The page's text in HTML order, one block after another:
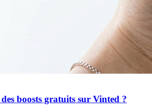
boosts gratuits sur Vinted ?